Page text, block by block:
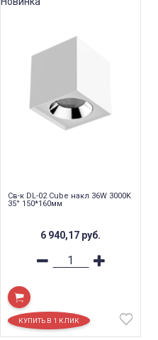
Св-к DL-02 Cube накл 36W 3000K
35° 150*160мм
6 940,17 руб.